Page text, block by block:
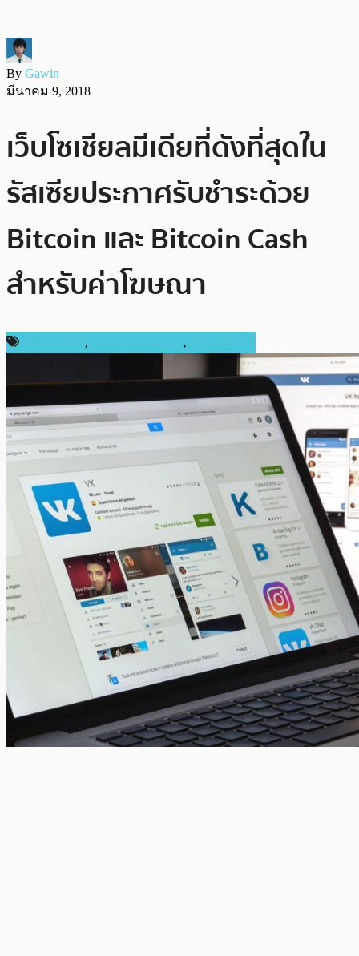
By Gawin
มีนาคม 9, 2018
เว็บโซเชียลมีเดียที่ดังที่สุดใน
รัสเซียประกาศรับชำระด้วย
Bitcoin และ Bitcoin Cash
สำหรับค่าโฆษณา
, ,